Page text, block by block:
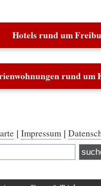
Hotels rund um
rund um
|Impressum |